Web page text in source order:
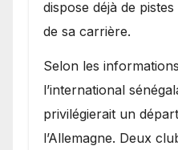
dispose déjà de
de sa carrière.
Selon les
l’international
privilégierait un
l’Allemagne. Deux